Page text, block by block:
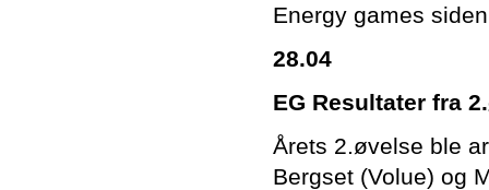
Energy games
28.04
EG Resultater fra
Årets 2.øvelse ble
Bergset (Volue) og